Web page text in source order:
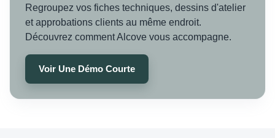
Regroupez vos fiches techniques, dessins d'atelier
et approbations clients au même endroit.
Découvrez comment Alcove vous accompagne.
Voir Une Démo Courte